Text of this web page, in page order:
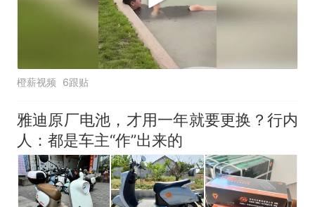
橙薪视频 6跟贴
雅迪原厂电池，才用一年就要更换？行内
人：都是车主“作”出来的